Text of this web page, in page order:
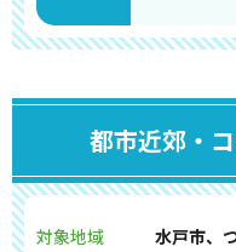
都市近郊・
対象地域
水戸市、